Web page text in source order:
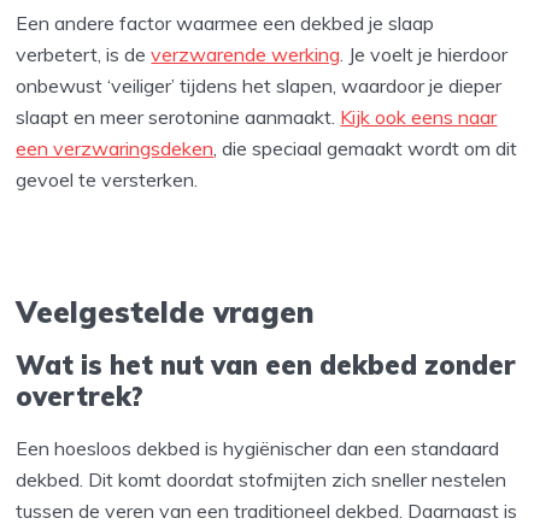
Een andere factor waarmee een dekbed je slaap
verbetert, is deverzwarende werking . Je voelt je hierdoor
onbewust ‘veiliger’ tijdens het slapen, waardoor je dieper
slaapt en meer serotonine aanmaakt. Kijk ook eens naar
een verzwaringsdeken , die speciaal gemaakt wordt om dit
gevoel te versterken.
Veelgestelde vragen
Wat is het nut van een dekbed zonder
overtrek?
Een hoesloos dekbed is hygiënischer dan een standaard
dekbed. Dit komt doordat stofmijten zich sneller nestelen
tussen de veren van een traditioneel dekbed. Daarnaast is